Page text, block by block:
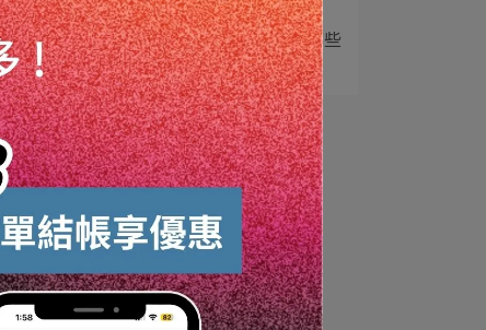
5 可樂洗車、牙膏拋光？這些
洗車偏方到底行不⋯